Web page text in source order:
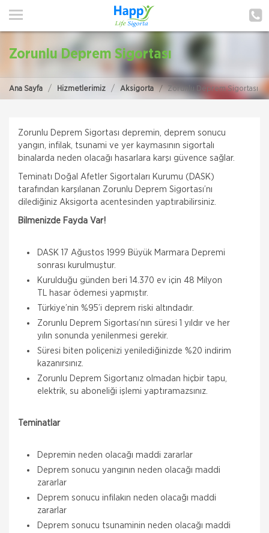
ANA SAYFA
POLIÇE HATIRLAT
MÜŞTERI GIRIŞI
TEKLİF AL
Zorunlu Deprem Sigortası
Ana Sayfa Hizmetlerimiz Aksigorta Zorunlu Deprem Sigortası
Zorunlu Deprem Sigortası depremin, deprem sonucu
yangın, infilak, tsunami ve yer kaymasının sigortalı
binalarda neden olacağı hasarlara karşı güvence sağlar.
Teminatı Doğal Afetler Sigortaları Kurumu (DASK)
tarafından karşılanan Zorunlu Deprem Sigortası’nı
dilediğiniz Aksigorta acentesinden yaptırabilirsiniz.
Bilmenizde Fayda Var!
DASK 17 Ağustos 1999 Büyük Marmara Depremi
sonrası kurulmuştur.
Kurulduğu günden beri 14.370 ev için 48 Milyon
TL hasar ödemesi yapmıştır.
Türkiye’nin %95’i deprem riski altındadır.
Zorunlu Deprem Sigortası’nın süresi 1 yıldır ve her
yılın sonunda yenilenmesi gerekir.
Süresi biten poliçenizi yenilediğinizde %20 indirim
kazanırsınız.
Zorunlu Deprem Sigortanız olmadan hiçbir tapu,
elektrik, su aboneliği işlemi yaptıramazsınız.
Teminatlar
Depremin neden olacağı maddi zararlar
Deprem sonucu yangının neden olacağı maddi
zararlar
Deprem sonucu infilakın neden olacağı maddi
zararlar
Deprem sonucu tsunaminin neden olacağı maddi